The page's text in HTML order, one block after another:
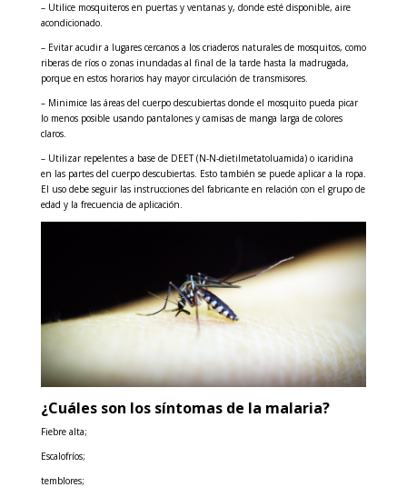
– Utilice mosquiteros en puertas y ventanas y, donde esté disponible, aire
acondicionado.
– Evitar acudir a lugares cercanos a los criaderos naturales de mosquitos, como
riberas de ríos o zonas inundadas al final de la tarde hasta la madrugada,
porque en estos horarios hay mayor circulación de transmisores.
– Minimice las áreas del cuerpo descubiertas donde el mosquito pueda picar
lo menos posible usando pantalones y camisas de manga larga de colores
claros.
– Utilizar repelentes a base de DEET (N-N-dietilmetatoluamida) o icaridina
en las partes del cuerpo descubiertas. Esto también se puede aplicar a la ropa.
El uso debe seguir las instrucciones del fabricante en relación con el grupo de
edad y la frecuencia de aplicación.
¿Cuáles son los síntomas de la malaria?
Fiebre alta;
Escalofríos;
temblores;